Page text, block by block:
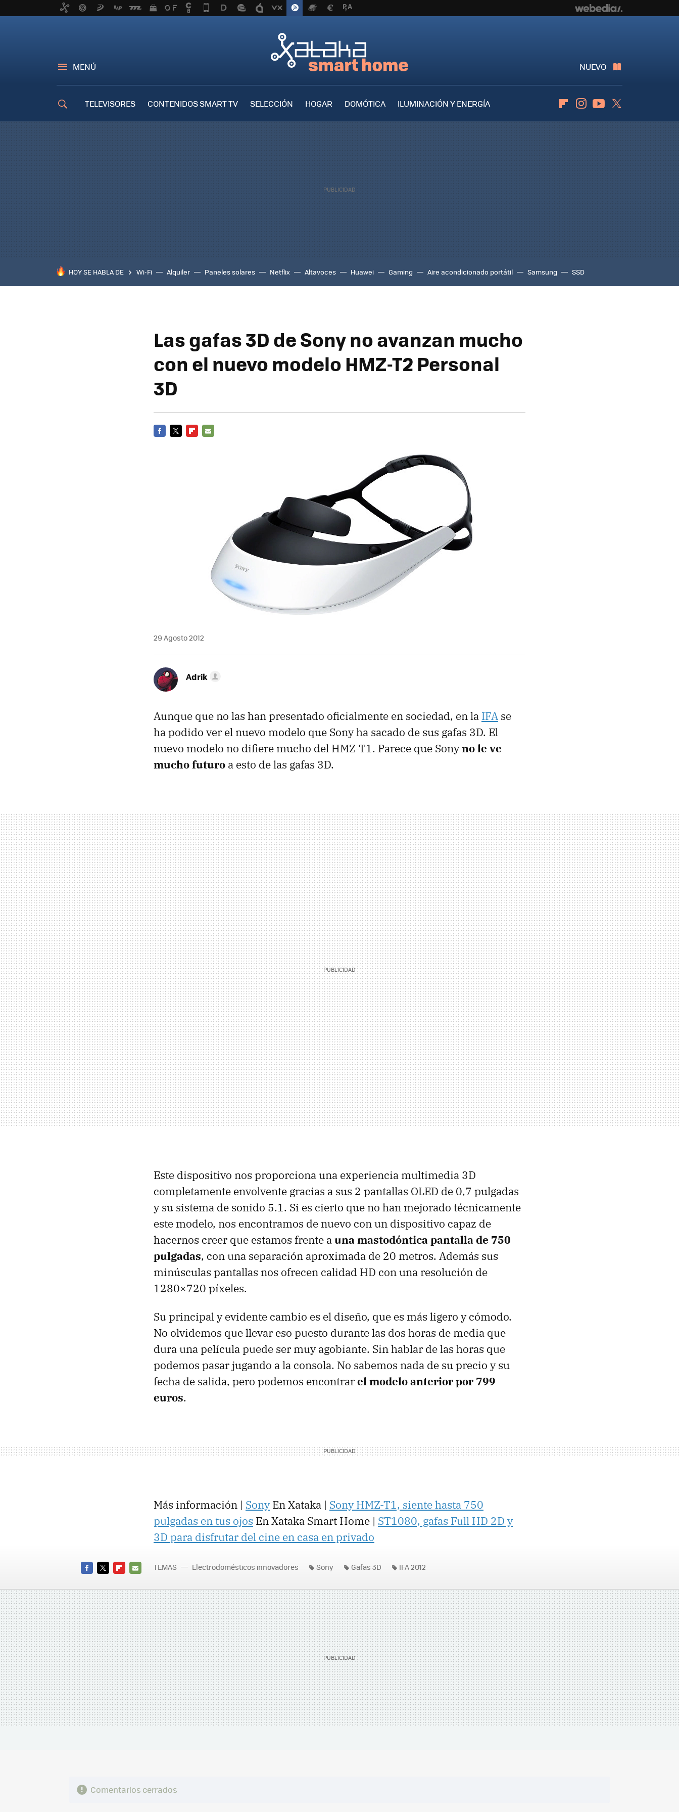
MENÚ NUEVO
TELEVISORES CONTENIDOS SMART TV SELECCIÓN HOGAR DOMÓTICA
ILUMINACIÓN Y ENERGÍA
FlipboardInstagramYoutube
HOY SE HABLA DE Wi-Fi Alquiler Paneles solares Netflix Altavoces Huawei Gaming Aire acondicionado portátil Samsung SSD
Las gafas 3D de Sony no avanzan mucho
con el nuevo modelo HMZ-T2 Personal
3D
29 Agosto 2012
Adrik
Aunque que no las han presentado oficialmente en sociedad, en la IFA se
ha podido ver el nuevo modelo que Sony ha sacado de sus gafas 3D. El
nuevo modelo no difiere mucho del HMZ-T1. Parece que Sonyno le ve
mucho futuro a esto de las gafas 3D.
Este dispositivo nos proporciona una experiencia multimedia 3D
completamente envolvente gracias a sus 2 pantallas OLED de 0,7 pulgadas
y su sistema de sonido 5.1. Si es cierto que no han mejorado técnicamente
este modelo, nos encontramos de nuevo con un dispositivo capaz de
hacernos creer que estamos frente auna mastodóntica pantalla de 750
pulgadas, con una separación aproximada de 20 metros. Además sus
minúsculas pantallas nos ofrecen calidad HD con una resolución de
1280×720 píxeles.
Su principal y evidente cambio es el diseño, que es más ligero y cómodo.
No olvidemos que llevar eso puesto durante las dos horas de media que
dura una película puede ser muy agobiante. Sin hablar de las horas que
podemos pasar jugando a la consola. No sabemos nada de su precio y su
fecha de salida, pero podemos encontrarel modelo anterior por 799
euros.
Más información | SonyEn Xataka | Sony HMZ-T1, siente hasta 750
pulgadas en tus ojos En Xataka Smart Home | ST1080, gafas Full HD 2D y
3D para disfrutar del cine en casa en privado
MAIL
TEMAS Electrodomésticos innovadores Sony Gafas 3D IFA 2012
Comentarios cerrados